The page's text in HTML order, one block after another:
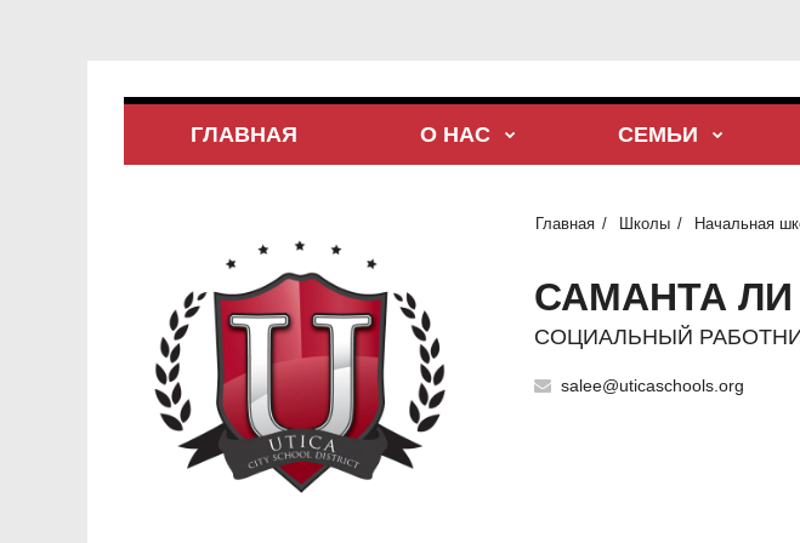
ГЛАВНАЯ О НАС СЕМЬИ
Главная Школы Начальная
САМАНТА ЛИ
СОЦИАЛЬНЫЙ
salee@uticaschools.org